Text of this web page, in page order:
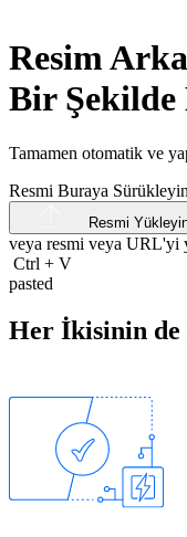
Resim
Bir Şekilde
Tamamen otomatik ve
Resmi Buraya Sürükleyin
Resmi
veya resmi veya URL'yi
Ctrl + V
pasted
Her İkisinin